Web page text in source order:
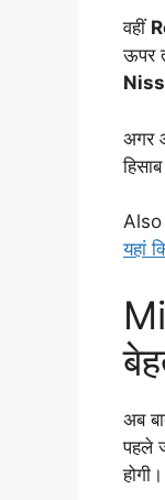
वहीं
ऊपर
अगर
यहां
अब
पहले
होगी।